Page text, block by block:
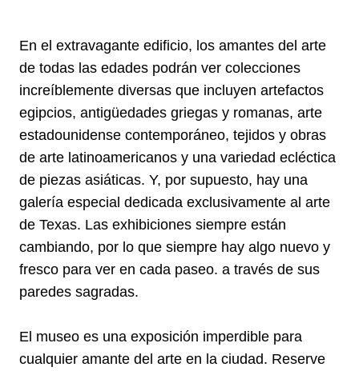
En el extravagante edificio, los amantes del arte
de todas las edades podrán ver colecciones
increíblemente diversas que incluyen artefactos
egipcios, antigüedades griegas y romanas, arte
estadounidense contemporáneo, tejidos y obras
de arte latinoamericanos y una variedad ecléctica
de piezas asiáticas. Y, por supuesto, hay una
galería especial dedicada exclusivamente al arte
de Texas. Las exhibiciones siempre están
cambiando, por lo que siempre hay algo nuevo y
fresco para ver en cada paseo. a través de sus
paredes sagradas.
El museo es una exposición imperdible para
cualquier amante del arte en la ciudad. Reserve